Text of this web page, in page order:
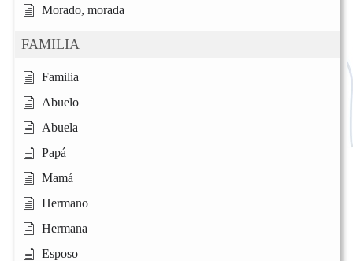
Morado, morada
FAMILIA
Familia
Abuelo
Abuela
Papá
Mamá
Hermano
Hermana
Esposo